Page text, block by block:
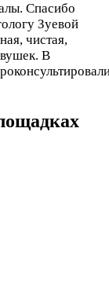
Спасибо
Зуевой
чистая,
В